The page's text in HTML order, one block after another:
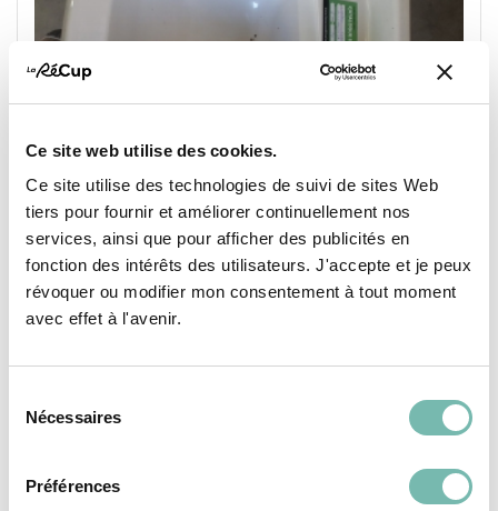
Ce site web utilise des cookies.
Ce site utilise des technologies de suivi de sites Web
tiers pour fournir et améliorer continuellement nos
services, ainsi que pour afficher des publicités en
fonction des intérêts des utilisateurs. J'accepte et je peux
révoquer ou modifier mon consentement à tout moment
avec effet à l'avenir.
Nécessaires
Préférences
RESSOURCERIE LE CARRÉ